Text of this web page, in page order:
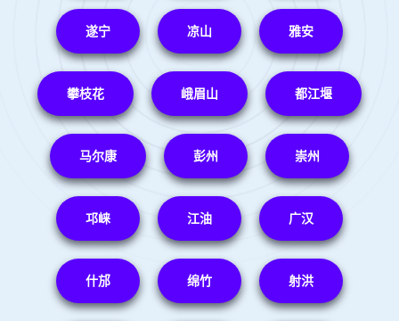
遂宁 凉山 雅安
攀枝花 峨眉山 都江堰
马尔康 彭州 崇州
邛崃 江油 广汉
什邡 绵竹 射洪